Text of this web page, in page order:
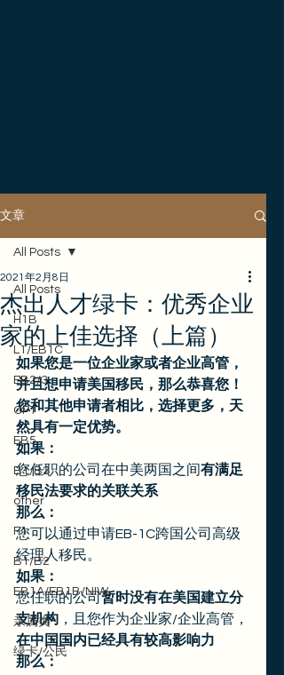
文章
All Posts
H1B
L1/EB1C
EB2/3
OPT
EB5
B1/B2
other
F1
B1/B2
EB1A/EB1B/NIW
亲属类
绿卡/公民
All Posts
杰出人才绿卡：优秀企业
家的上佳选择（上篇）
2021年2月8日
如果您是一位企业家或者企业高管，
并且想申请美国移民，那么恭喜您！
您和其他申请者相比，选择更多，天
然具有一定优势。
如果：
您任职的公司在中美两国之间 有满足
移民法要求的关联关系
那么：
您可以通过申请EB-1C跨国公司高级
经理人移民。
如果：
您任职的公司暂时没有在美国建立分
支机构 ，且您作为企业家/企业高管，
在中国国内已经具有较高影响力
那么：